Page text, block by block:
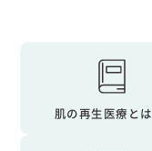
肌の再生医療とは